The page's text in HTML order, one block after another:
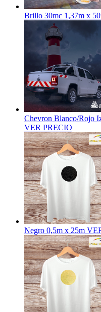
Brillo 30mc 1,37m x
Chevron Blanco/Rojo
VER PRECIO
Negro 0,5m x 25m